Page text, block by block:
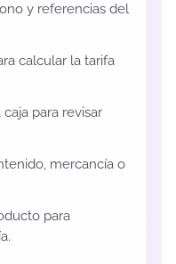
y referencias del
calcular la tarifa
para revisar
mercancía o
para